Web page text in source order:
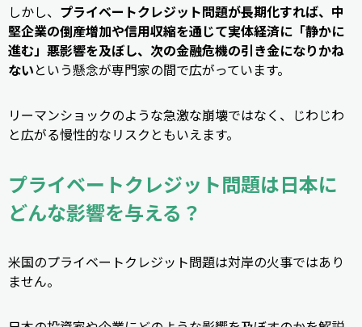
しかし、 プライベートクレジット問題が長期化すれば、中
堅企業の倒産増加や信用収縮を通じて実体経済に「静かに
進む」悪影響を及ぼし、次の金融危機の引き金になりかね
ないという懸念が専門家の間で広がっています。
リーマンショックのような急激な崩壊ではなく、じわじわ
と広がる慢性的なリスクともいえます。
プライベートクレジット問題は日本に
どんな影響を与える？
米国のプライベートクレジット問題は対岸の火事ではあり
ません。